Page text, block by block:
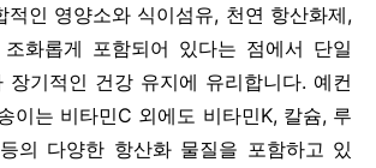
적인 영양소와 식이섬유, 천연 항산화제,
조화롭게 포함되어 있다는 점에서 단일
장기적인 건강 유지에 유리합니다. 예컨
이는 비타민C 외에도 비타민K, 칼슘, 루
의 다양한 항산화 물질을 포함하고 있